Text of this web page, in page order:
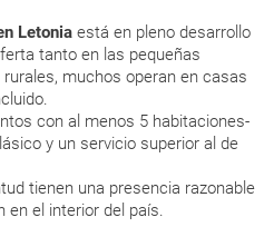
Letonia está en pleno desarrollo
tanto en las pequeñas
muchos operan en casas
con al menos 5 habitaciones-
y un servicio superior al de
tienen una presencia razonable
en el interior del país.